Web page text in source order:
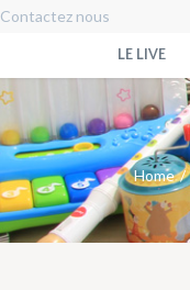
Contactez nous
LE LIVE
Home